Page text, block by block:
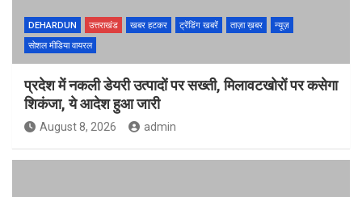
DEHARDUN उत्तराखंड खबर हटकर ट्रेंडिंग खबरें ताज़ा ख़बर
न्यूज़
सोशल मीडिया वायरल
प्रदेश में नकली डेयरी उत्पादों पर सख्ती, मिलावटखोरों पर कसेगा
शिकंजा, ये आदेश हुआ जारी
August 8, 2026 admin